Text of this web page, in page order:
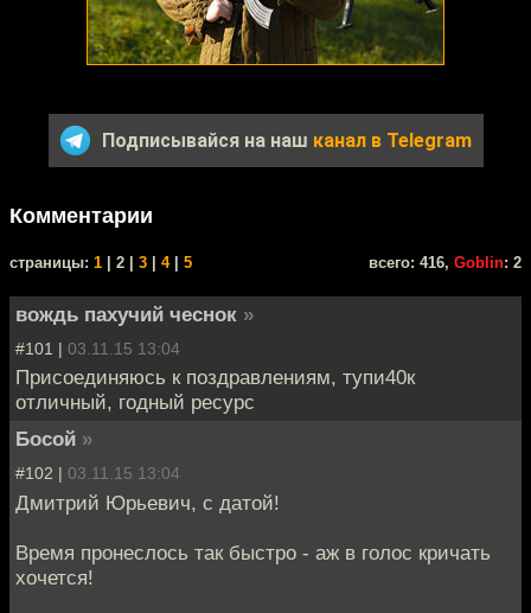
Подписывайся на наш канал в Telegram
Комментарии
cтраницы: 1 | 2 | 3 4| 5 всего: 416, Goblin: 2
вождь пахучий чеснок »
#101 | 03.11.15 13:04
Присоединяюсь к поздравлениям, тупи40к
отличный, годный ресурс
Босой »
#102 | 03.11.15 13:04
Дмитрий Юрьевич, с датой!
Время пронеслось так быстро - аж в голос кричать
хочется!